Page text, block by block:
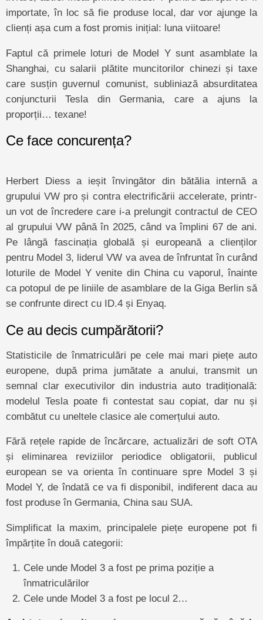
importate, în loc să fie produse local, dar vor ajunge la
clienți așa cum a fost promis inițial: luna viitoare!
Faptul că primele loturi de Model Y sunt asamblate la
Shanghai, cu salarii plătite muncitorilor chinezi și taxe
care susțin guvernul comunist, subliniază absurditatea
conjuncturii Tesla din Germania, care a ajuns la
proporții… texane!
Ce face concurența?
Herbert Diess a ieșit învingător din bătălia internă a
grupului VW pro și contra electrificării accelerate, printr-
un vot de încredere care i-a prelungit contractul de CEO
al grupului VW până în 2025, când va împlini 67 de ani.
Pe lângă fascinația globală și europeană a clienților
pentru Model 3, liderul VW va avea de înfruntat în curând
loturile de Model Y venite din China cu vaporul, înainte
ca potopul de pe liniile de asamblare de la Giga Berlin să
se confrunte direct cu ID.4 și Enyaq.
Ce au decis cumpărătorii?
Statisticile de înmatriculări pe cele mai mari piețe auto
europene, după prima jumătate a anului, transmit un
semnal clar executivilor din industria auto tradițională:
modelul Tesla poate fi contestat sau copiat, dar nu și
combătut cu uneltele clasice ale comerțului auto.
Fără rețele rapide de încărcare, actualizări de soft OTA
și eliminarea reviziilor periodice obligatorii, publicul
european se va orienta în continuare spre Model 3 și
Model Y, de îndată ce va fi disponibil, indiferent daca au
fost produse în Germania, China sau SUA.
Simplificat la maxim, principalele piețe europene pot fi
împărțite în două categorii:
Cele unde Model 3 a fost pe prima poziție a
înmatriculărilor
Cele unde Model 3 a fost pe locul 2…